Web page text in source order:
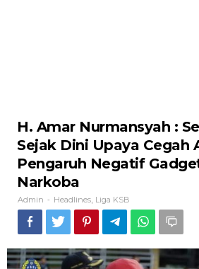
H. Amar Nurmansyah :
Sejak Dini Upaya Cegah
Pengaruh Negatif
Narkoba
Admin - Headlines Liga KSB